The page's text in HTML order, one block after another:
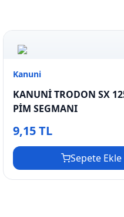
Kanuni
KANUNİ TRODON SX
PİM SEGMANI
9,15 TL
Sepete Ekle